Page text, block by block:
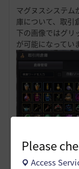
Please
Access
マグヌスシステム
庫について、取引
下の画像ではグリ
が可能になってい